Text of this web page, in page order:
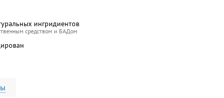
ингридиентов
средством и БАДом